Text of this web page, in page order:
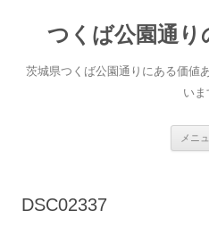
へ
ス
つくば公園通り
茨城県つくば公園通りにある価値
いま
メニ
DSC02337